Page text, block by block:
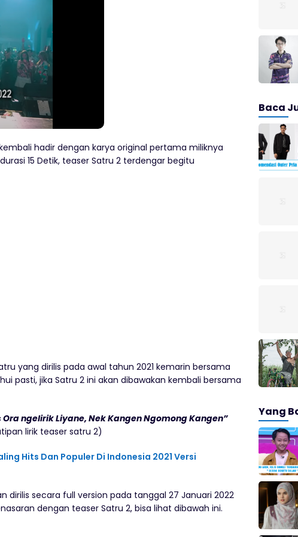
hadir dengan karya original pertama miliknya
15 Detik, teaser Satru 2 terdengar begitu
yang dirilis pada awal tahun 2021 kemarin bersama
pasti, jika Satru 2 ini akan dibawakan kembali bersama
ngelirik Liyane, Nek Kangen Ngomong Kangen”
lirik teaser satru 2)
Hits Dan Populer Di Indonesia 2021 Versi
dirilis secara full version pada tanggal 27 Januari 2022
dengan teaser Satru 2, bisa lihat dibawah ini.
Baca
Yang